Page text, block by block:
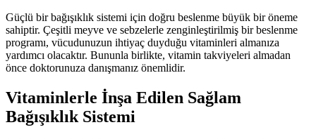
Güçlü bir bağışıklık sistemi için doğru beslenme büyük bir öneme
sahiptir. Çeşitli meyve ve sebzelerle zenginleştirilmiş bir beslenme
programı, vücudunuzun ihtiyaç duyduğu vitaminleri almanıza
yardımcı olacaktır. Bununla birlikte, vitamin takviyeleri almadan
önce doktorunuza danışmanız önemlidir.
Vitaminlerle İnşa Edilen Sağlam
Bağışıklık Sistemi